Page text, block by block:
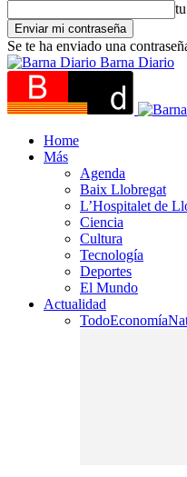
Se te ha enviado una
Barna Diario
Home
Más
Agenda
Baix Llobregat
L’Hospitalet de
Ciencia
Cultura
Tecnología
Deportes
El Mundo
Actualidad
TodoEconomía